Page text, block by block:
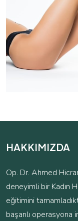
HAKKIMIZDA
Op. Dr. Ahmed
deneyimli bir Kadın
eğitimini
başarılı